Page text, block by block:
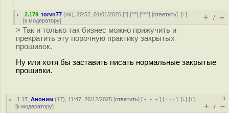
2.179 ,torvn77 (ok), 20:52, 01/01/2026 [^] [^^] [^^^] [ответить][↑]
[к модератору] + / –
> Так и только так бизнес можно прижучить и
прекратить эту порочную практику закрытых
прошивок.
Ну или хотя бы заставить писать нормальные закрытые
прошивки.
1.17 ,Аноним (17), 11:47, 26/12/2025 [ответить] [ ﹢﹢﹢] [ · · ·][↓] [↑]
[к модератору]
–1
+ / –